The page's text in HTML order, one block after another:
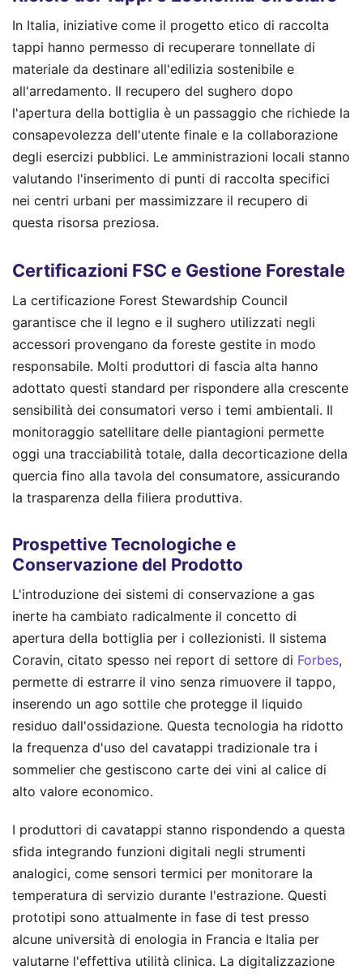
In Italia, iniziative come il progetto etico di raccolta
tappi hanno permesso di recuperare tonnellate di
materiale da destinare all'edilizia sostenibile e
all'arredamento. Il recupero del sughero dopo
l'apertura della bottiglia è un passaggio che richiede la
consapevolezza dell'utente finale e la collaborazione
degli esercizi pubblici. Le amministrazioni locali stanno
valutando l'inserimento di punti di raccolta specifici
nei centri urbani per massimizzare il recupero di
questa risorsa preziosa.
Certificazioni FSC e Gestione Forestale
La certificazione Forest Stewardship Council
garantisce che il legno e il sughero utilizzati negli
accessori provengano da foreste gestite in modo
responsabile. Molti produttori di fascia alta hanno
adottato questi standard per rispondere alla crescente
sensibilità dei consumatori verso i temi ambientali. Il
monitoraggio satellitare delle piantagioni permette
oggi una tracciabilità totale, dalla decorticazione della
quercia fino alla tavola del consumatore, assicurando
la trasparenza della filiera produttiva.
Prospettive Tecnologiche e
Conservazione del Prodotto
L'introduzione dei sistemi di conservazione a gas
inerte ha cambiato radicalmente il concetto di
apertura della bottiglia per i collezionisti. Il sistema
Coravin, citato spesso nei report di settore di Forbes,
permette di estrarre il vino senza rimuovere il tappo,
inserendo un ago sottile che protegge il liquido
residuo dall'ossidazione. Questa tecnologia ha ridotto
la frequenza d'uso del cavatappi tradizionale tra i
sommelier che gestiscono carte dei vini al calice di
alto valore economico.
I produttori di cavatappi stanno rispondendo a questa
sfida integrando funzioni digitali negli strumenti
analogici, come sensori termici per monitorare la
temperatura di servizio durante l'estrazione. Questi
prototipi sono attualmente in fase di test presso
alcune università di enologia in Francia e Italia per
valutarne l'effettiva utilità clinica. La digitalizzazione